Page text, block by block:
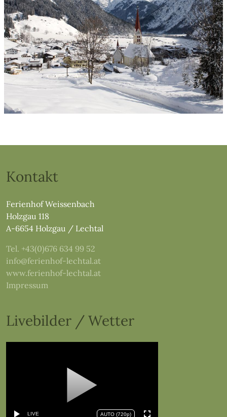
Kontakt
Ferienhof Weissenbach
Holzgau 118
A-6654 Holzgau / Lechtal
Tel. +43(0)676 634 99 52
info@ferienhof-lechtal.at
www.ferienhof-lechtal.at
Impressum
Livebilder / Wetter